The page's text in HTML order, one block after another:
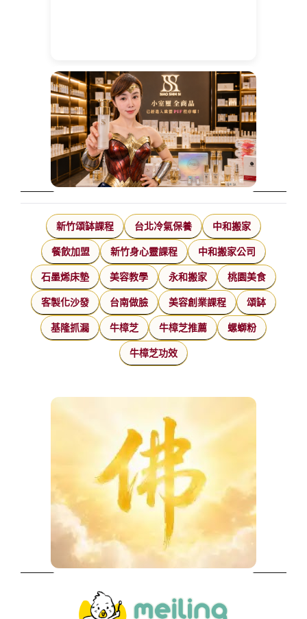
新竹頌缽課程 台北冷氣保養 中和搬家
餐飲加盟 新竹身心靈課程 中和搬家公司
石墨烯床墊 美容教學 永和搬家 桃園美食
客製化沙發 台南做臉 美容創業課程 頌缽
基隆抓漏 牛樟芝 牛樟芝推薦 螺螄粉
牛樟芝功效